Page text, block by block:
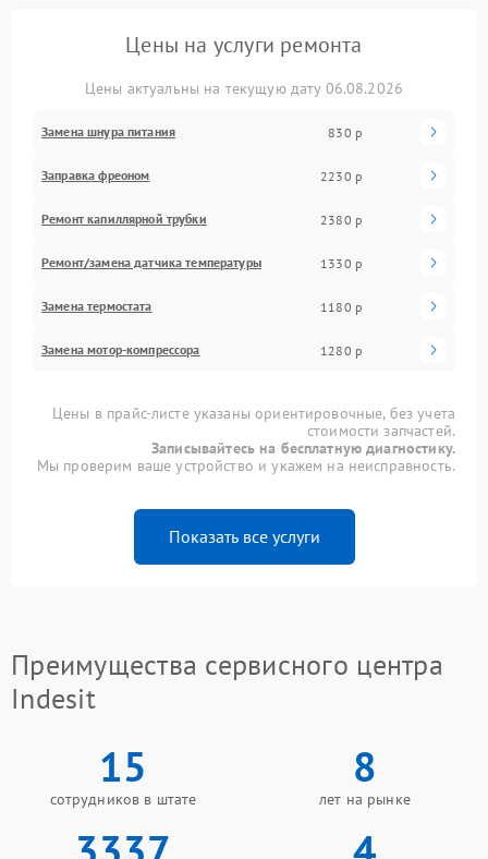
Цены на услуги ремонта
Цены актуальны на текущую дату 06.08.2026
Замена шнура питания 830 р
Заправка фреоном 2230 р
Ремонт капиллярной трубки 2380 р
Ремонт/замена датчика температуры 1330 р
Замена термостата 1180 р
Замена мотор-компрессора 1280 р
Цены в прайс-листе указаны ориентировочные, без учета
стоимости запчастей.
Записывайтесь на бесплатную диагностику.
Мы проверим ваше устройство и укажем на неисправность.
Показать все услуги
Преимущества сервисного центра
Indesit
15
сотрудников в штате
8
лет на рынке